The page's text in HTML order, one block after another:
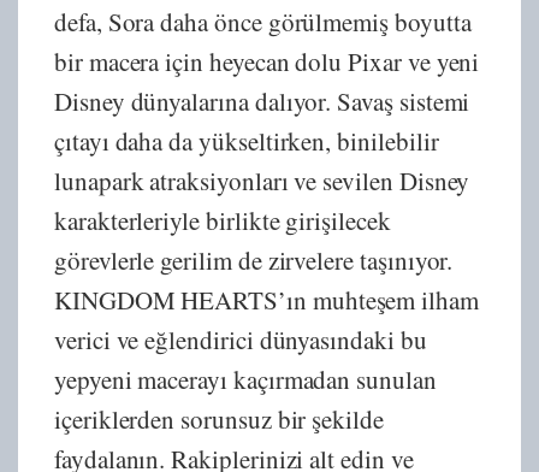
defa, Sora daha önce görülmemiş boyutta
bir macera için heyecan dolu Pixar ve yeni
Disney dünyalarına dalıyor. Savaş sistemi
çıtayı daha da yükseltirken, binilebilir
lunapark atraksiyonları ve sevilen Disney
karakterleriyle birlikte girişilecek
görevlerle gerilim de zirvelere taşınıyor.
KINGDOM HEARTS’ın muhteşem ilham
verici ve eğlendirici dünyasındaki bu
yepyeni macerayı kaçırmadan sunulan
içeriklerden sorunsuz bir şekilde
faydalanın. Rakiplerinizi alt edin ve